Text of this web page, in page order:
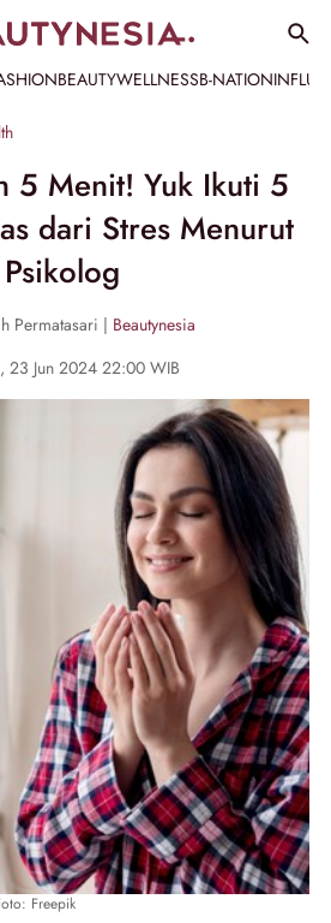
BEAUTYWELLNESSB-NATION
5 Menit! Yuk Ikuti 5
dari Stres Menurut
Psikolog
Permatasari | Beautynesia
23 Jun 2024 22:00 WIB
Freepik